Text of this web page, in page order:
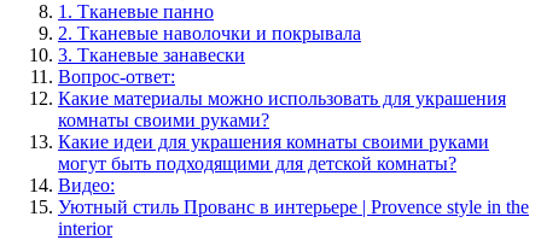
1. Тканевые панно
2. Тканевые наволочки и покрывала
3. Тканевые занавески
Вопрос-ответ:
Какие материалы можно использовать для украшения
комнаты своими руками?
Какие идеи для украшения комнаты своими руками
могут быть подходящими для детской комнаты?
Видео:
Уютный стиль Прованс в интерьере | Provence style in the
interior